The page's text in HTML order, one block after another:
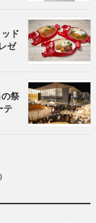
ド
ゼ
祭
テ